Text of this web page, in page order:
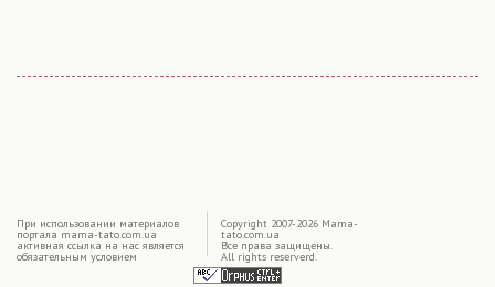
При использовании материалов
портала mama-tato.com.ua
активная ссылка на нас является
обязательным условием
Copyright 2007-2026 Mama-
tato.com.ua
Все права защищены.
All rights reserverd.